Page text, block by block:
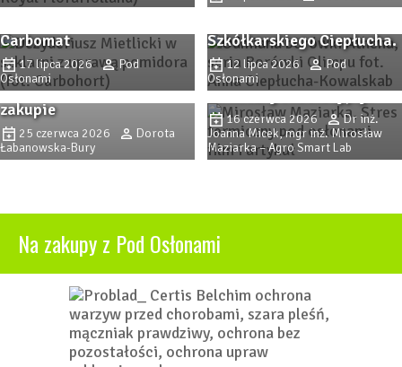
Carbomat
17 lipca 2026
Pod
Osłonami
Szkółkarskiego Ciepłucha.
12 lipca 2026
Pod
Osłonami
Sadzonki truskawek. Na co
zwrócić uwagę przy
zakupie
25 czerwca 2026
Dorota
Łabanowska-Bury
Stres termiczny pod
osłonami (cz. 1). Jak
przewidywać stres
termiczny i radiacyjny?
16 czerwca 2026
Dr inż.
Joanna Micek, mgr inż. Mirosław
Maziarka – Agro Smart Lab
Na zakupy z Pod Osłonami